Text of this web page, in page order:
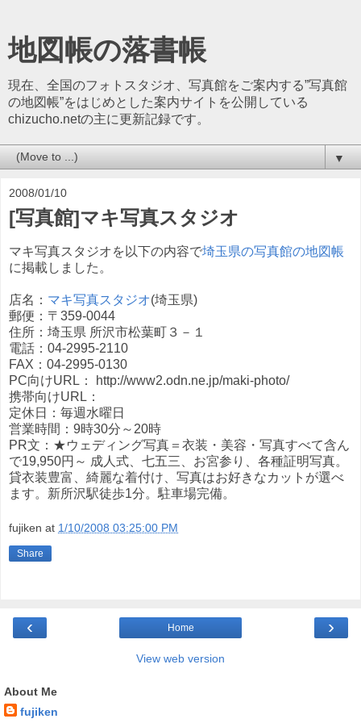
地図帳の落書帳
現在、全国のフォトスタジオ、写真館をご案内する”写真館
の地図帳”をはじめとした案内サイトを公開している
chizucho.netの主に更新記録です。
▼
2008/01/10
[写真館]マキ写真スタジオ
マキ写真スタジオを以下の内容で埼玉県の写真館の地図帳
に掲載しました。
店名： マキ写真スタジオ(埼玉県)
郵便：〒359-0044
住所：埼玉県 所沢市松葉町３－１
電話：04-2995-2110
FAX：04-2995-0130
PC向けURL： http://www2.odn.ne.jp/maki-photo/
携帯向けURL：
定休日：毎週水曜日
営業時間：9時30分～20時
PR文：★ウェディング写真＝衣装・美容・写真すべて含ん
で19,950円～ 成人式、七五三、お宮参り、各種証明写真。
貸衣装豊富、綺麗な着付け、写真はお好きなカットが選べ
ます。新所沢駅徒歩1分。駐車場完備。
fujiken at 1/10/2008 03:25:00 PM
Share
‹ ›
Home
View web version
About Me
fujiken